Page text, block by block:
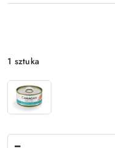
Wariant
1 sztuka